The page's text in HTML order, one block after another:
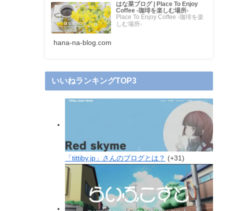
はな菜ブログ | Place To Enjoy
Coffee -珈琲を楽しむ場所-
Place To Enjoy Coffee -珈琲を楽
しむ場所-
hana-na-blog.com
いいねランキングTOP3
「tittiby.jp」さんのブログとは？ +31